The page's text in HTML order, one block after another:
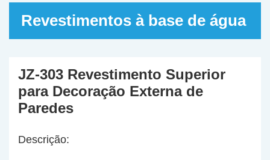
JZ-303 Revestimento Superior
para Decoração Externa de
Paredes
Descrição:
Revestimentos à base de água